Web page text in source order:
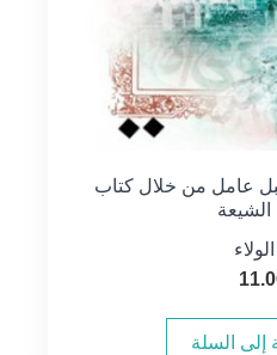
عامل من خلال كتاب
الشيعة
إلى السلة